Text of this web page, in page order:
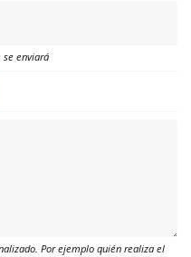
se enviará
Por ejemplo quién realiza el